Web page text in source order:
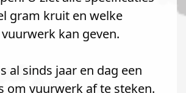
gram kruit en welke
kan geven.
al sinds jaar en dag een
om vuurwerk af te steken.